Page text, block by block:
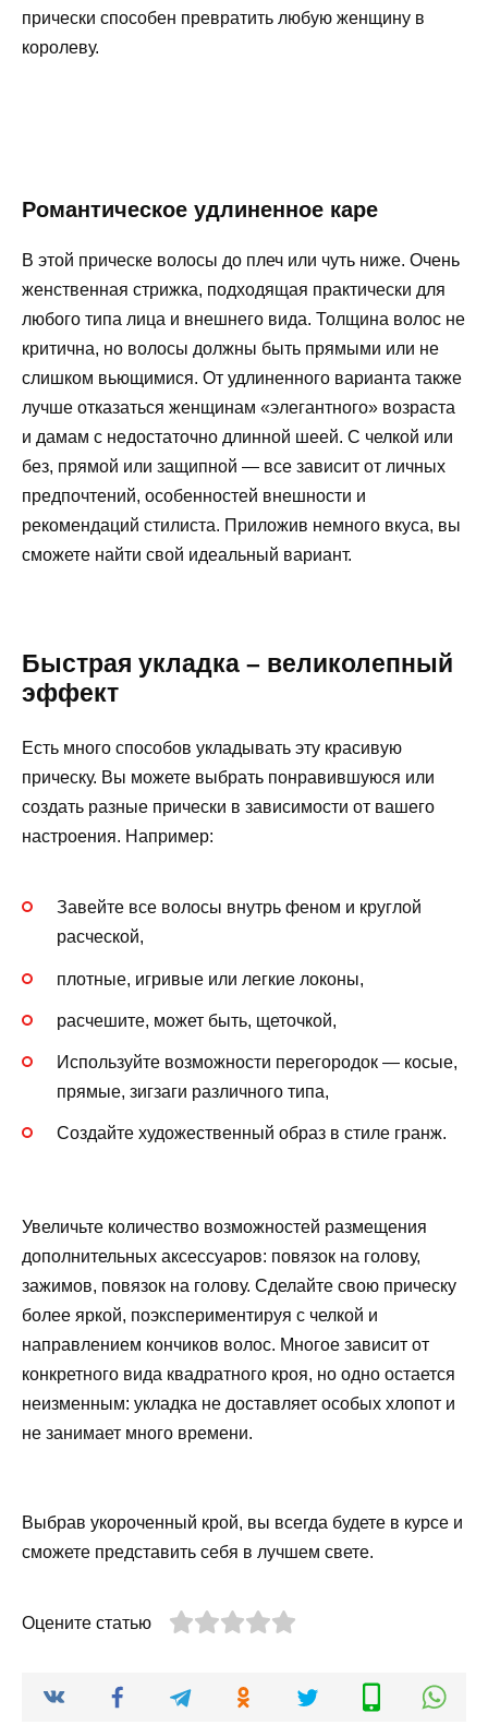
прически способен превратить любую женщину в
королеву.
Романтическое удлиненное каре
В этой прическе волосы до плеч или чуть ниже. Очень
женственная стрижка, подходящая практически для
любого типа лица и внешнего вида. Толщина волос не
критична, но волосы должны быть прямыми или не
слишком вьющимися. От удлиненного варианта также
лучше отказаться женщинам «элегантного» возраста
и дамам с недостаточно длинной шеей. С челкой или
без, прямой или защипной — все зависит от личных
предпочтений, особенностей внешности и
рекомендаций стилиста. Приложив немного вкуса, вы
сможете найти свой идеальный вариант.
Быстрая укладка – великолепный
эффект
Есть много способов укладывать эту красивую
прическу. Вы можете выбрать понравившуюся или
создать разные прически в зависимости от вашего
настроения. Например:
Завейте все волосы внутрь феном и круглой
расческой,
плотные, игривые или легкие локоны,
расчешите, может быть, щеточкой,
Используйте возможности перегородок — косые,
прямые, зигзаги различного типа,
Создайте художественный образ в стиле гранж.
Увеличьте количество возможностей размещения
дополнительных аксессуаров: повязок на голову,
зажимов, повязок на голову. Сделайте свою прическу
более яркой, поэкспериментируя с челкой и
направлением кончиков волос. Многое зависит от
конкретного вида квадратного кроя, но одно остается
неизменным: укладка не доставляет особых хлопот и
не занимает много времени.
Выбрав укороченный крой, вы всегда будете в курсе и
сможете представить себя в лучшем свете.
Оцените статью